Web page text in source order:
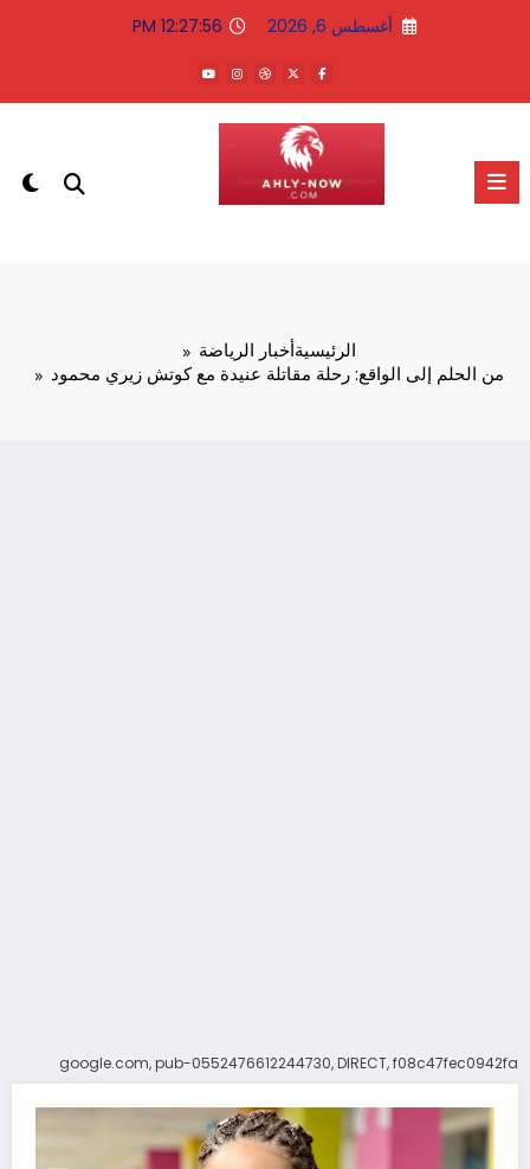
أغسطس 6, 2026 12:27:56 PM
الرئيسيةأخبار الرياضة
من الحلم إلى الواقع: رحلة مقاتلة عنيدة مع كوتش زيري محمود
google.com, pub-0552476612244730, DIRECT, f08c47fec0942fa